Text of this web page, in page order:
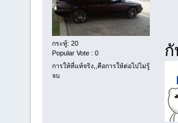
กระทู้: 20
Popular Vote : 0
การให้ที่แท้จริง,,คือการให้ต่อไปไม่รู้
จบ